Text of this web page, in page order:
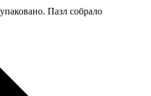
Пазл собрало